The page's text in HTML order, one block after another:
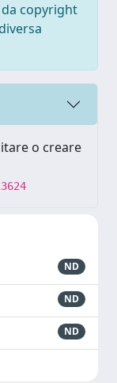
copyright
o creare
ND
ND
ND